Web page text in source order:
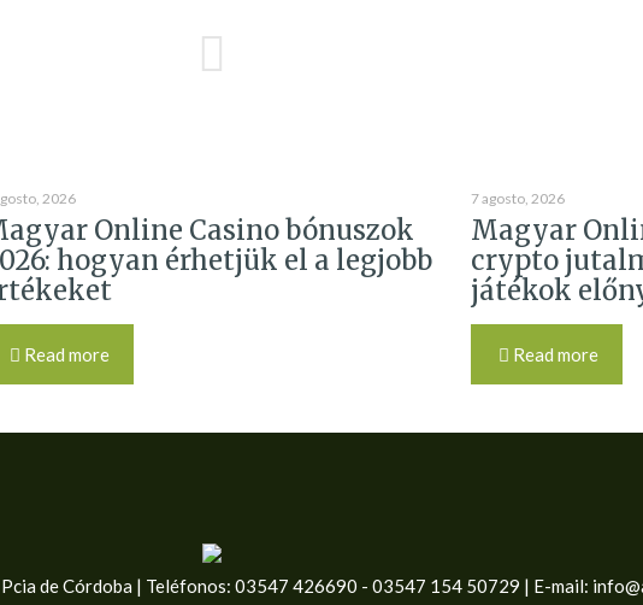
2026
Online Casino bónuszok
hogyan érhetjük el a legjobb
Read more
7 agosto, 2026
Magyar
crypto
játékok
Read more
de Córdoba | Teléfonos: 03547 426690 - 03547 154 50729 | E-mail: